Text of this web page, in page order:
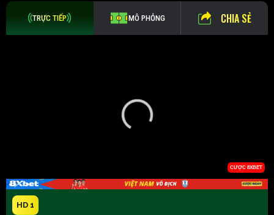
FT - - -
TRỰC TIẾP MÔ PHỎNG CHIA SẺ
HD 1